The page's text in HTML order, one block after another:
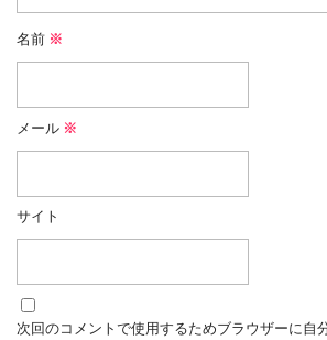
名前 ※
メール ※
サイト
次回のコメントで使用するためブラウザーに自